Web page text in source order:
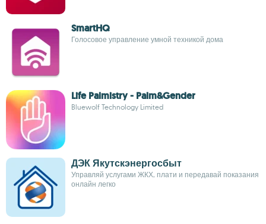
SmartHQ
Голосовое управление умной техникой дома
Life Palmistry - Palm&Gender
Bluewolf Technology Limited
ДЭК Якутскэнергосбыт
Управляй услугами ЖКХ, плати и передавай показания
онлайн легко